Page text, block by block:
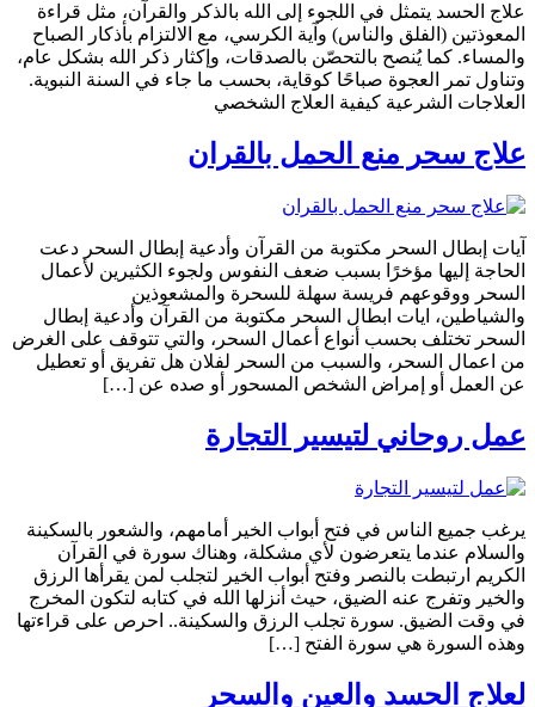
علاج الحسد يتمثل في اللجوء إلى الله بالذكر والقرآن، مثل قراءة
المعوذتين (الفلق والناس) وآية الكرسي، مع الالتزام بأذكار الصباح
والمساء. كما يُنصح بالتحصّن بالصدقات، وإكثار ذكر الله بشكل عام،
وتناول تمر العجوة صباحًا كوقاية، بحسب ما جاء في السنة النبوية.
العلاجات الشرعية كيفية العلاج الشخصي
علاج سحر منع الحمل بالقران
آيات إبطال السحر مكتوبة من القرآن وأدعية إبطال السحر دعت
الحاجة إليها مؤخرًا بسبب ضعف النفوس ولجوء الكثيرين لأعمال
السحر ووقوعهم فريسة سهلة للسحرة والمشعوذين
والشياطين، ايات ابطال السحر مكتوبة من القرآن وأدعية إبطال
السحر تختلف بحسب أنواع أعمال السحر، والتي تتوقف على الغرض
من اعمال السحر، والسبب من السحر لفلان هل تفريق أو تعطيل
عن العمل أو إمراض الشخص المسحور أو صده عن […]
عمل روحاني لتيسير التجارة
يرغب جميع الناس في فتح أبواب الخير أمامهم، والشعور بالسكينة
والسلام عندما يتعرضون لأي مشكلة، وهناك سورة في القرآن
الكريم ارتبطت بالنصر وفتح أبواب الخير لتجلب لمن يقرأها الرزق
والخير وتفرج عنه الضيق، حيث أنزلها الله في كتابه لتكون المخرج
في وقت الضيق. سورة تجلب الرزق والسكينة.. احرص على قراءتها
وهذه السورة هي سورة الفتح […]
لعلاج الحسد والعين والسحر